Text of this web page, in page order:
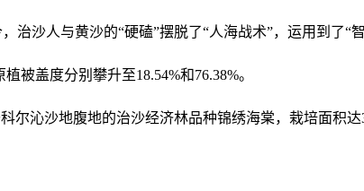
沙人与黄沙的“硬磕”摆脱了“人海战术”，运用到了“智
被盖度分别攀升至18.54%和76.38%。
尔沁沙地腹地的治沙经济林品种锦绣海棠，栽培面积